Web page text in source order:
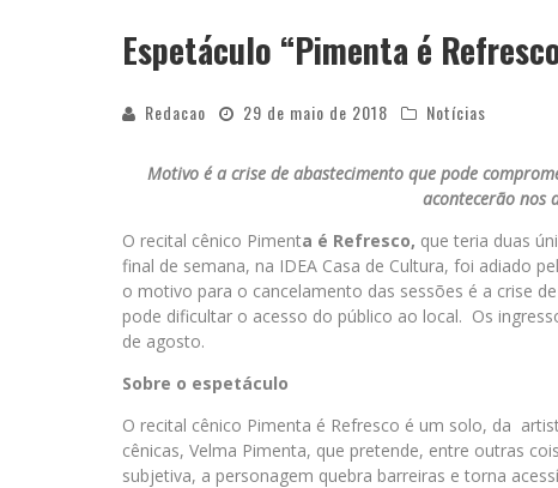
APÓS SAIR DA KONDZILLA, DJ DANNY
Espetáculo “Pimenta é
Redacao 29 de maio de 2018 Notícias
Motivo é a crise de abastecimento que pode
acontecerão nos
O recital cênico Pimenta é Refresco, que teria duas
final de semana, na IDEA Casa de Cultura, foi adiado
o motivo para o cancelamento das sessões é a crise
pode dificultar o acesso do público ao local. Os
de agosto.
Sobre o espetáculo
O recital cênico Pimenta é Refresco é um solo, da
cênicas, Velma Pimenta, que pretende, entre outras
subjetiva, a personagem quebra barreiras e torna